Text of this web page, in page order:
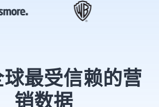
最受信赖的营
销数据